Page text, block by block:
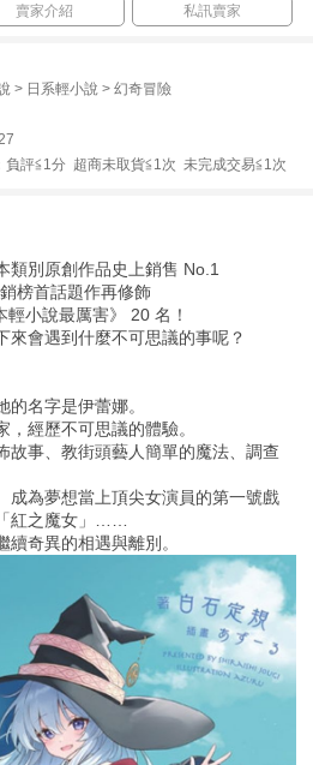
賣家介紹 私訊賣家
> 日系輕小說 > 幻奇冒險
負評≦1分 超商未取貨≦1次 未完成交易≦1次
別原創作品史上銷售 No.1
榜首話題作再修飾
小說最厲害》 20 名！
會遇到什麼不可思議的事呢？
名字是伊蕾娜。
經歷不可思議的體驗。
故事、教街頭藝人簡單的魔法、調查
成為夢想當上頂尖女演員的第一號戲
紅之魔女」……
奇異的相遇與離別。